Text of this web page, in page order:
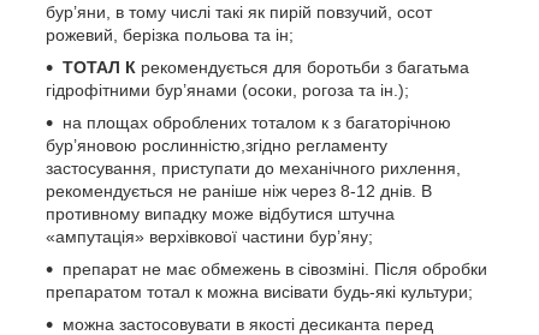
бур’яни, в тому числі такі як пирій повзучий, осот
рожевий, берізка польова та ін;
ТОТАЛ К рекомендується для боротьби з багатьма
гідрофітними бур’янами (осоки, рогоза та ін.);
на площах оброблених тоталом к з багаторічною
бур’яновою рослинністю,згідно регламенту
застосування, приступати до механічного рихлення,
рекомендується не раніше ніж через 8-12 днів. В
противному випадку може відбутися штучна
«ампутація» верхівкової частини бур’яну;
препарат не має обмежень в сівозміні. Після обробки
препаратом тотал к можна висівати будь-які культури;
можна застосовувати в якості десиканта перед